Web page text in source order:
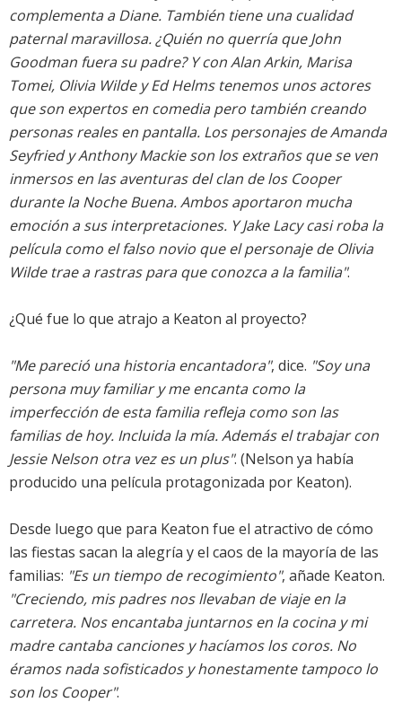
complementa a Diane. También tiene una cualidad
paternal maravillosa. ¿Quién no querría que John
Goodman fuera su padre? Y con Alan Arkin, Marisa
Tomei, Olivia Wilde y Ed Helms tenemos unos actores
que son expertos en comedia pero también creando
personas reales en pantalla. Los personajes de Amanda
Seyfried y Anthony Mackie son los extraños que se ven
inmersos en las aventuras del clan de los Cooper
durante la Noche Buena. Ambos aportaron mucha
emoción a sus interpretaciones. Y Jake Lacy casi roba la
película como el falso novio que el personaje de Olivia
Wilde trae a rastras para que conozca a la familia".
¿Qué fue lo que atrajo a Keaton al proyecto?
"Me pareció una historia encantadora", dice. "Soy una
persona muy familiar y me encanta como la
imperfección de esta familia refleja como son las
familias de hoy. Incluida la mía. Además el trabajar con
Jessie Nelson otra vez es un plus". (Nelson ya había
producido una película protagonizada por Keaton).
Desde luego que para Keaton fue el atractivo de cómo
las fiestas sacan la alegría y el caos de la mayoría de las
familias: "Es un tiempo de recogimiento", añade Keaton.
"Creciendo, mis padres nos llevaban de viaje en la
carretera. Nos encantaba juntarnos en la cocina y mi
madre cantaba canciones y hacíamos los coros. No
éramos nada sofisticados y honestamente tampoco lo
son los Cooper".